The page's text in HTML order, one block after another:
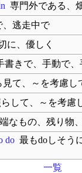
専門外である、
、逃走中で
に、優しく
書きで、手動で、
て、～を考慮し
して、～を考慮
なもの、残り物
do 最もdoしそう
一覧